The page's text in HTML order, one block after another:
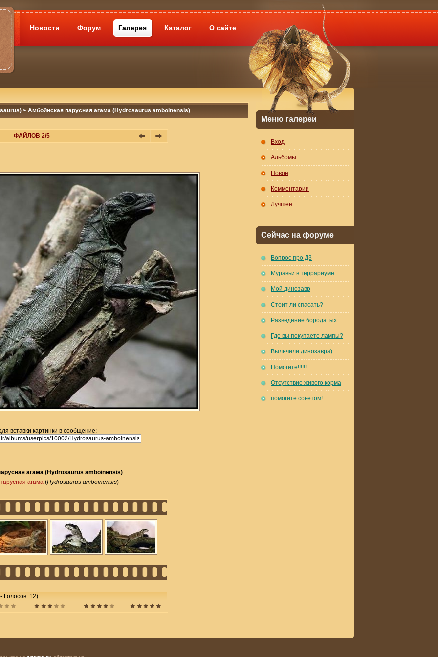
Новости Форум Галерея Каталог О сайте
> Амбойнская парусная агама (Hydrosaurus amboinensis)
ФАЙЛОВ 2/5
вставки картинки в сообщение:
агама (Hydrosaurus amboinensis)
агама (Hydrosaurus amboinensis)
Голосов: 12)
Меню галереи
Вход
Альбомы
Новое
Комментарии
Лучшее
Сейчас на форуме
Вопрос про Д3
Муравьи в террариуме
Мой динозавр
Стоит ли спасать?
Разведение бородатых
Где вы покупаете лампы?
Вылечили динозавра)
Помогите!!!!!!
Отсутствие живого корма
помогите советом!